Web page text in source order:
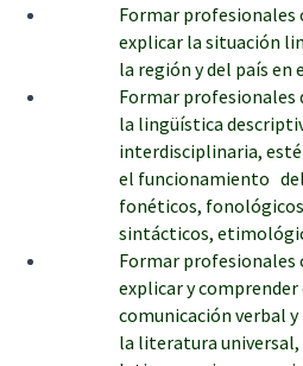
Formar profesionales
explicar la situación
la región y del país en
Formar profesionales
la lingüística
interdisciplinaria,
el funcionamiento del
fonéticos,
sintácticos,
Formar profesionales
explicar y comprender
comunicación verbal
la literatura universal,